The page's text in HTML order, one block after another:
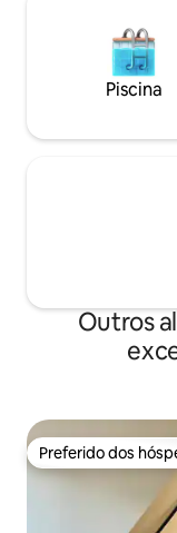
Piscina
Outros
Preferido dos
Preferido dos